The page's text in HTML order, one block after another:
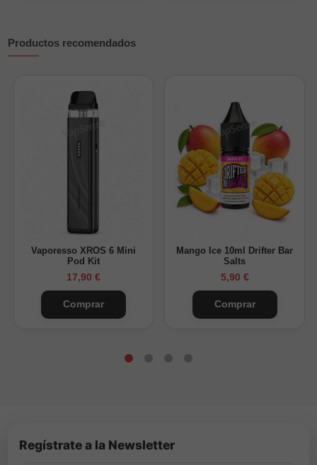
¿Cuánta nicotina tendrá tu Longfill 30ml?
Nikokits añadidos + Base Nicotina final (mg/ml)
Solo base (0mg) 0 mg/ml
6 mg/ml
2 nicokits de 20mg + Base 13 mg/ml
Valores aproximados según mezcla estándar.
Preguntas frecuentes
¿A qué sabe?Una mezcla frutal intensa con fresa,
melón, granada, kiwi, frutos rojos y un toque dulce de
malvavisco.
¿Ventajas del envase?
Botella PET de 30ml segura y
gusto, dejar macerar de 2 a 5 días.
Productos recomendados
Vaporesso XROS 6 Mini
Pod Kit
17,90 €
Comprar
Mango Ice 10ml Drifter Bar
Salts
5,90 €
Comprar
Regístrate a la Newsletter